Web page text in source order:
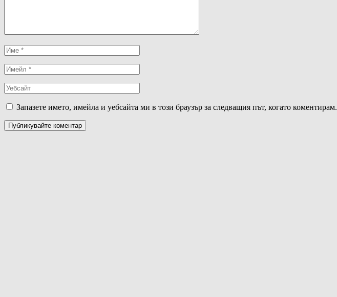
Запазете името, имейла и уебсайта ми в този браузър за следващия път, когато коментирам.